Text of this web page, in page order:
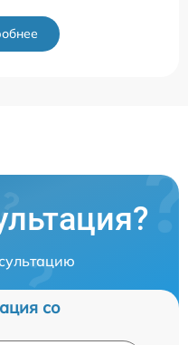
со